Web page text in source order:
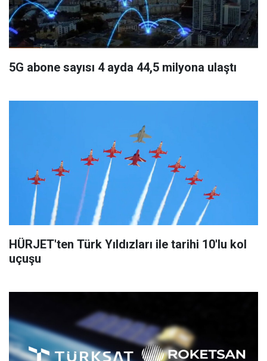
5G abone sayısı 4 ayda 44,5 milyona ulaştı
HÜRJET'ten Türk Yıldızları ile tarihi 10'lu kol
uçuşu